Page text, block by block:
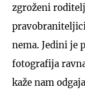
zgroženi
nema. Jedini je
fotografija
kaže nam